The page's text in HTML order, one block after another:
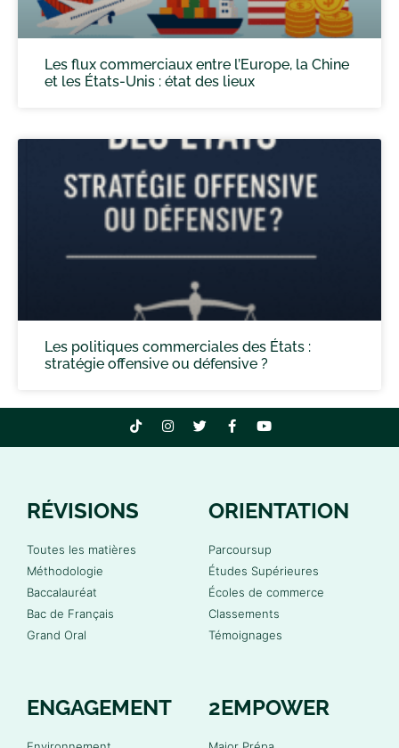
Les flux commerciaux entre l’Europe, la Chine
et les États-Unis : état des lieux
Les politiques commerciales des États :
stratégie offensive ou défensive ?
RÉVISIONS
Toutes les matières
Méthodologie
Baccalauréat
Bac de Français
Grand Oral
ORIENTATION
Parcoursup
Études Supérieures
Écoles de commerce
Classements
Témoignages
ENGAGEMENT 2EMPOWER